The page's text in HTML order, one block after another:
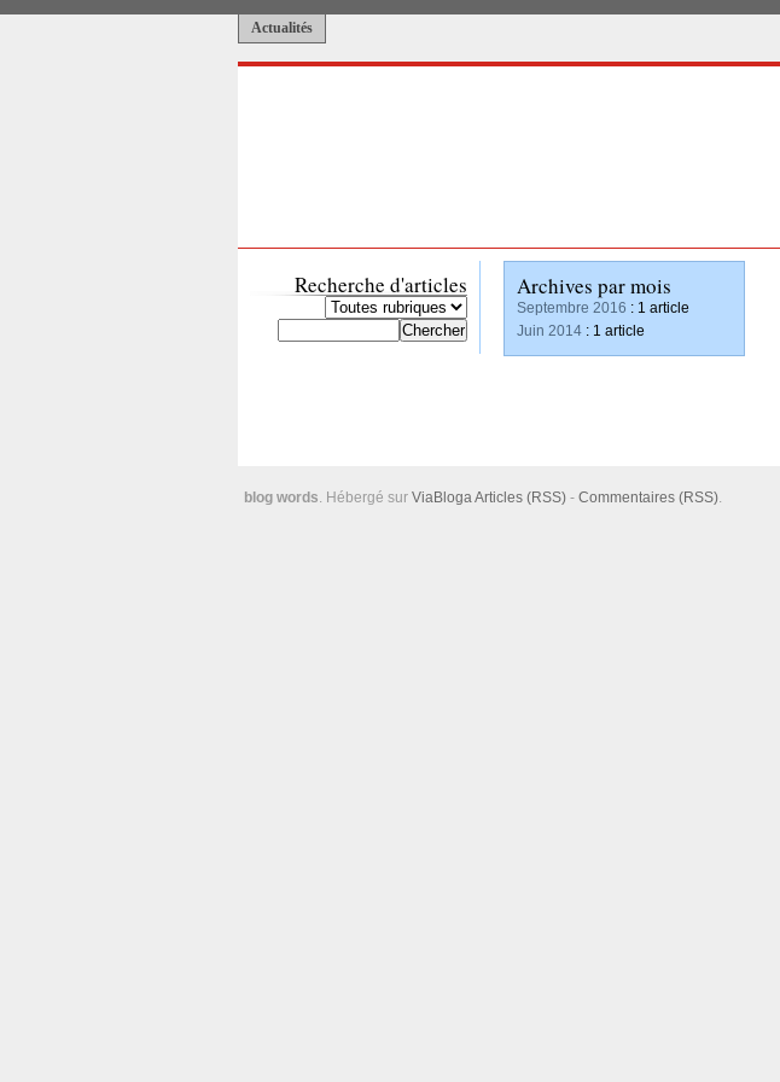
Actualités
Recherche d'articles Archives par mois
Septembre 2016 : 1 article
Juin 2014 : 1 article
blog words . Hébergé sur ViaBloga Articles (RSS) - Commentaires (RSS)